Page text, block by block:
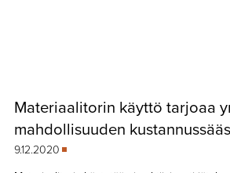
Materiaalitorin käyttö tarjoaa
mahdollisuuden
9.12.2020